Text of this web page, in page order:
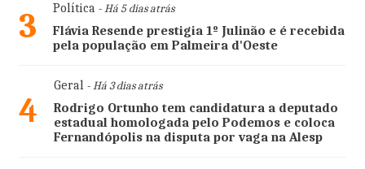
3 Política- Há 5 dias atrás
Flávia Resende prestigia 1º Julinão e é recebida
pela população em Palmeira d'Oeste
4
Geral- Há 3 dias atrás
Rodrigo Ortunho tem candidatura a deputado
estadual homologada pelo Podemos e coloca
Fernandópolis na disputa por vaga na Alesp